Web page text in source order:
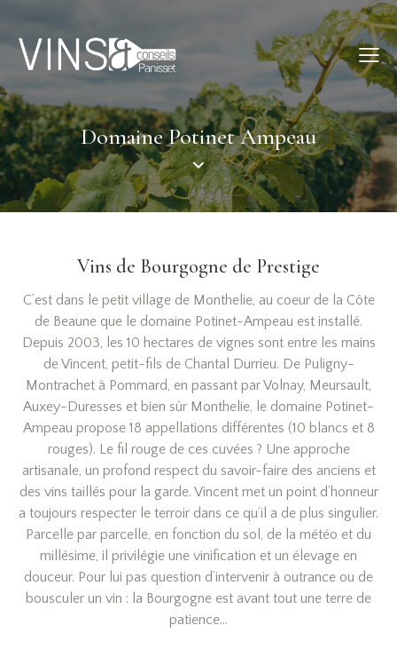
Domaine Potinet Ampeau
Vins de Bourgogne de Prestige
C’est dans le petit village de Monthelie, au coeur de la Côte
de Beaune que le domaine Potinet-Ampeau est installé.
Depuis 2003, les 10 hectares de vignes sont entre les mains
de Vincent, petit-fils de Chantal Durrieu. De Puligny-
Montrachet à Pommard, en passant par Volnay, Meursault,
Auxey-Duresses et bien sûr Monthelie, le domaine Potinet-
Ampeau propose 18 appellations différentes (10 blancs et 8
rouges). Le fil rouge de ces cuvées ? Une approche
artisanale, un profond respect du savoir-faire des anciens et
des vins taillés pour la garde. Vincent met un point d’honneur
a toujours respecter le terroir dans ce qu’il a de plus singulier.
Parcelle par parcelle, en fonction du sol, de la météo et du
millésime, il privilégie une vinification et un élevage en
douceur. Pour lui pas question d’intervenir à outrance ou de
bousculer un vin : la Bourgogne est avant tout une terre de
patience…